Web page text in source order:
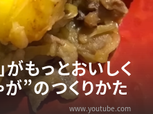
がもっとおいしく
が”のつくりかた
www.youtube.com